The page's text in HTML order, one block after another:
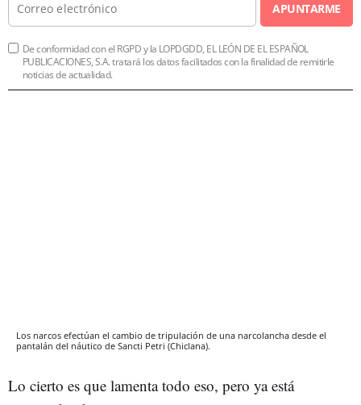
APUNTARME
De conformidad con el RGPD y la LOPDGDD, EL LEÓN DE EL ESPAÑOL
PUBLICACIONES, S.A. tratará los datos facilitados con la finalidad de remitirle
noticias de actualidad.
Los narcos efectúan el cambio de tripulación de una narcolancha desde el
pantalán del náutico de Sancti Petri (Chiclana).
Lo cierto es que lamenta todo eso, pero ya está